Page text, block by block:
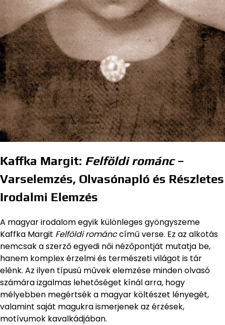
Kaffka Margit: Felföldi románc–
Varselemzés, Olvasónapló és Részletes
Irodalmi Elemzés
A magyar irodalom egyik különleges gyöngyszeme
Kaffka Margit Felföldi románccímű verse. Ez az alkotás
nemcsak a szerző egyedi női nézőpontját mutatja be,
hanem komplex érzelmi és természeti világot is tár
elénk. Az ilyen típusú művek elemzése minden olvasó
számára izgalmas lehetőséget kínál arra, hogy
mélyebben megértsék a magyar költészet lényegét,
valamint saját magukra ismerjenek az érzések,
motívumok kavalkádjában.